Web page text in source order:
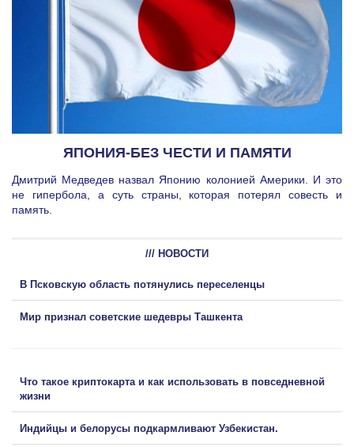
ЯПОНИЯ-БЕЗ ЧЕСТИ И ПАМЯТИ
Дмитрий Медведев назвал Японию колонией Америки. И это
не гипербола, а суть страны, которая потерял совесть и
память.
/// НОВОСТИ
В Псковскую область потянулись переселенцы
Мир признал советские шедевры Ташкента
Что такое криптокарта и как использовать в повседневной
жизни
Индийцы и белорусы подкармливают Узбекистан.